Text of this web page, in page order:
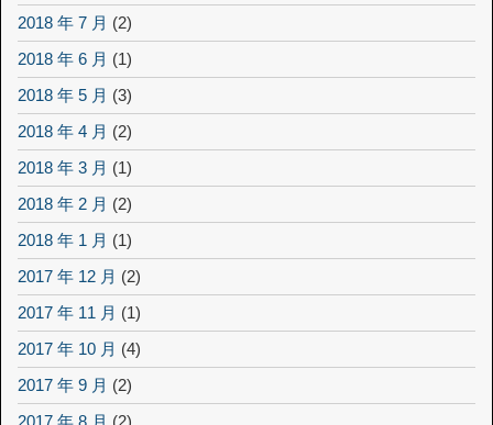
2018 年 7 月 (2)
2018 年 6 月 (1)
2018 年 5 月 (3)
2018 年 4 月 (2)
2018 年 3 月 (1)
2018 年 2 月 (2)
2018 年 1 月 (1)
2017 年 12 月 (2)
2017 年 11 月 (1)
2017 年 10 月 (4)
2017 年 9 月 (2)
2017 年 8 月 (2)